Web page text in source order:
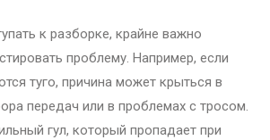
к разборке, крайне важно
проблему. Например, если
туго, причина может крыться в
передач или в проблемах с тросом.
гул, который пропадает при